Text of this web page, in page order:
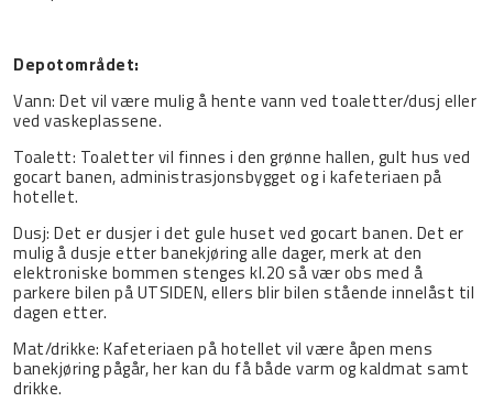
Depotområdet:
Vann: Det vil være mulig å hente vann ved toaletter/dusj eller
ved vaskeplassene.
Toalett: Toaletter vil finnes i den grønne hallen, gult hus ved
gocart banen, administrasjonsbygget og i kafeteriaen på
hotellet.
Dusj: Det er dusjer i det gule huset ved gocart banen. Det er
mulig å dusje etter banekjøring alle dager, merk at den
elektroniske bommen stenges kl.20 så vær obs med å
parkere bilen på UTSIDEN, ellers blir bilen stående innelåst til
dagen etter.
Mat/drikke: Kafeteriaen på hotellet vil være åpen mens
banekjøring pågår, her kan du få både varm og kaldmat samt
drikke.